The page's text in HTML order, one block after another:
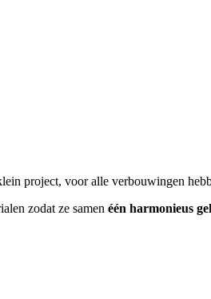
project, voor alle verbouwingen
zodat ze samen één harmonieus